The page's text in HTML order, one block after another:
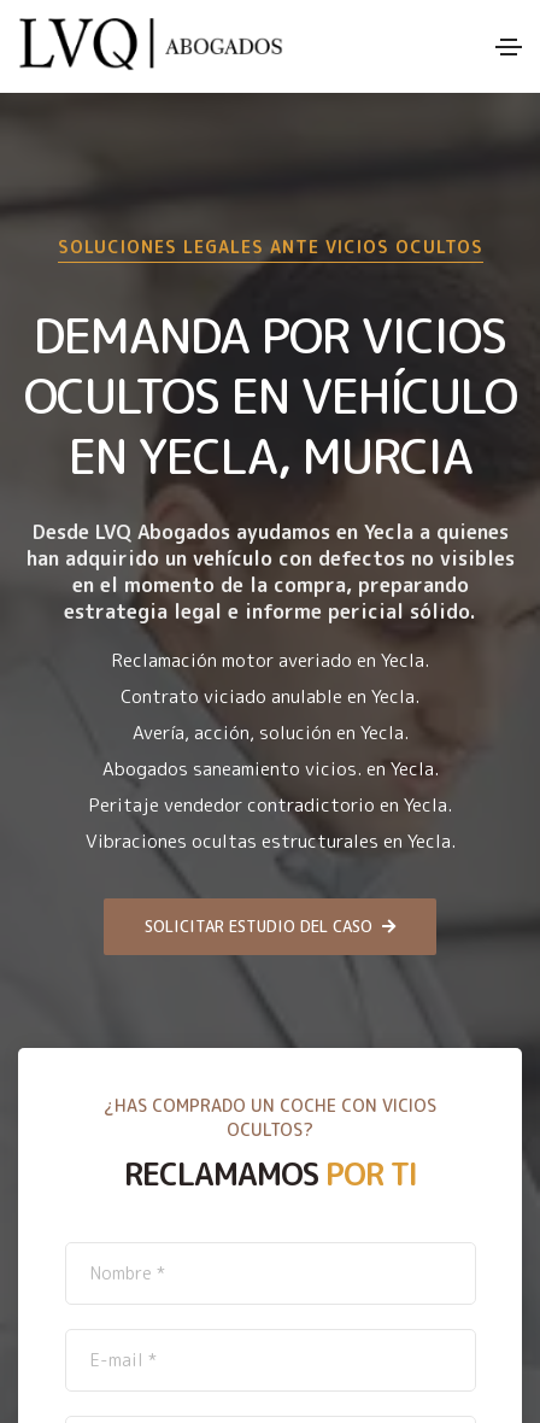
SOLUCIONES LEGALES ANTE VICIOS OCULTOS
DEMANDA POR VICIOS
OCULTOS EN VEHÍCULO
EN YECLA, MURCIA
Desde LVQ Abogados ayudamos en Yecla a quienes
han adquirido un vehículo con defectos no visibles
en el momento de la compra, preparando
estrategia legal e informe pericial sólido.
Reclamación motor averiado en Yecla.
Contrato viciado anulable en Yecla.
Avería, acción, solución en Yecla.
Abogados saneamiento vicios. en Yecla.
Peritaje vendedor contradictorio en Yecla.
Vibraciones ocultas estructurales en Yecla.
SOLICITAR ESTUDIO DEL CASO
¿HAS COMPRADO UN COCHE CON VICIOS
OCULTOS?
RECLAMAMOS POR TI